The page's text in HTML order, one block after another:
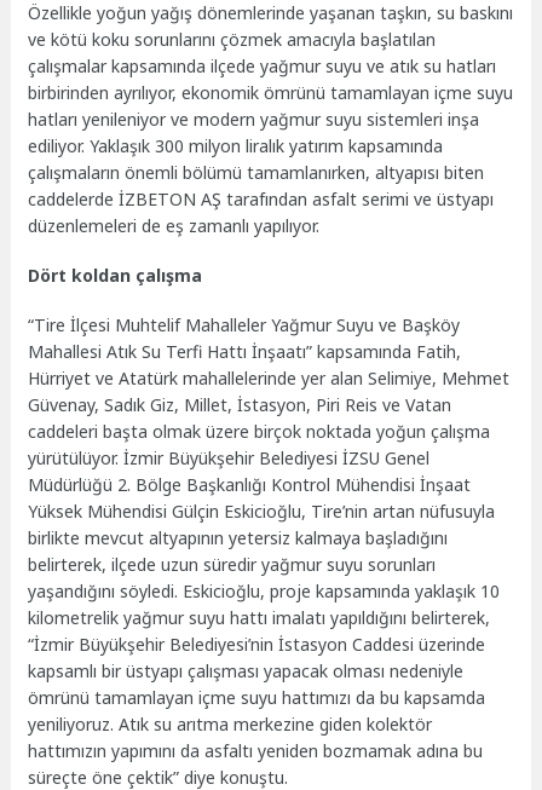
Özellikle yoğun yağış dönemlerinde yaşanan taşkın, su baskını
ve kötü koku sorunlarını çözmek amacıyla başlatılan
çalışmalar kapsamında ilçede yağmur suyu ve atık su hatları
birbirinden ayrılıyor, ekonomik ömrünü tamamlayan içme suyu
hatları yenileniyor ve modern yağmur suyu sistemleri inşa
ediliyor. Yaklaşık 300 milyon liralık yatırım kapsamında
çalışmaların önemli bölümü tamamlanırken, altyapısı biten
caddelerde İZBETON AŞ tarafından asfalt serimi ve üstyapı
düzenlemeleri de eş zamanlı yapılıyor.
Dört koldan çalışma
“Tire İlçesi Muhtelif Mahalleler Yağmur Suyu ve Başköy
Mahallesi Atık Su Terfi Hattı İnşaatı” kapsamında Fatih,
Hürriyet ve Atatürk mahallelerinde yer alan Selimiye, Mehmet
Güvenay, Sadık Giz, Millet, İstasyon, Piri Reis ve Vatan
caddeleri başta olmak üzere birçok noktada yoğun çalışma
yürütülüyor. İzmir Büyükşehir Belediyesi İZSU Genel
Müdürlüğü 2. Bölge Başkanlığı Kontrol Mühendisi İnşaat
Yüksek Mühendisi Gülçin Eskicioğlu, Tire’nin artan nüfusuyla
birlikte mevcut altyapının yetersiz kalmaya başladığını
belirterek, ilçede uzun süredir yağmur suyu sorunları
yaşandığını söyledi. Eskicioğlu, proje kapsamında yaklaşık 10
kilometrelik yağmur suyu hattı imalatı yapıldığını belirterek,
“İzmir Büyükşehir Belediyesi’nin İstasyon Caddesi üzerinde
kapsamlı bir üstyapı çalışması yapacak olması nedeniyle
ömrünü tamamlayan içme suyu hattımızı da bu kapsamda
yeniliyoruz. Atık su arıtma merkezine giden kolektör
hattımızın yapımını da asfaltı yeniden bozmamak adına bu
süreçte öne çektik” diye konuştu.